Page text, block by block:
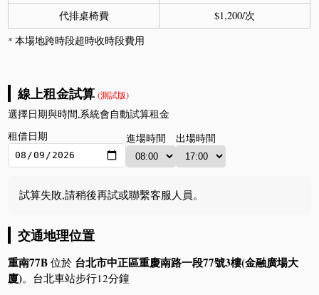
代排桌椅費
$1,200/次
* 本場地跨時段超時收時段費用
線上租金試算(測試版)
選擇日期與時間,系統會自動試算租金
租借日期
進場時間 出場時間
試算失敗,請稍後再試或聯繫客服人員。
交通地理位置
重南77B 位於 台北市中正區重慶南路一段77號3樓(金融廣場大
廈)。台北車站步行12分鐘